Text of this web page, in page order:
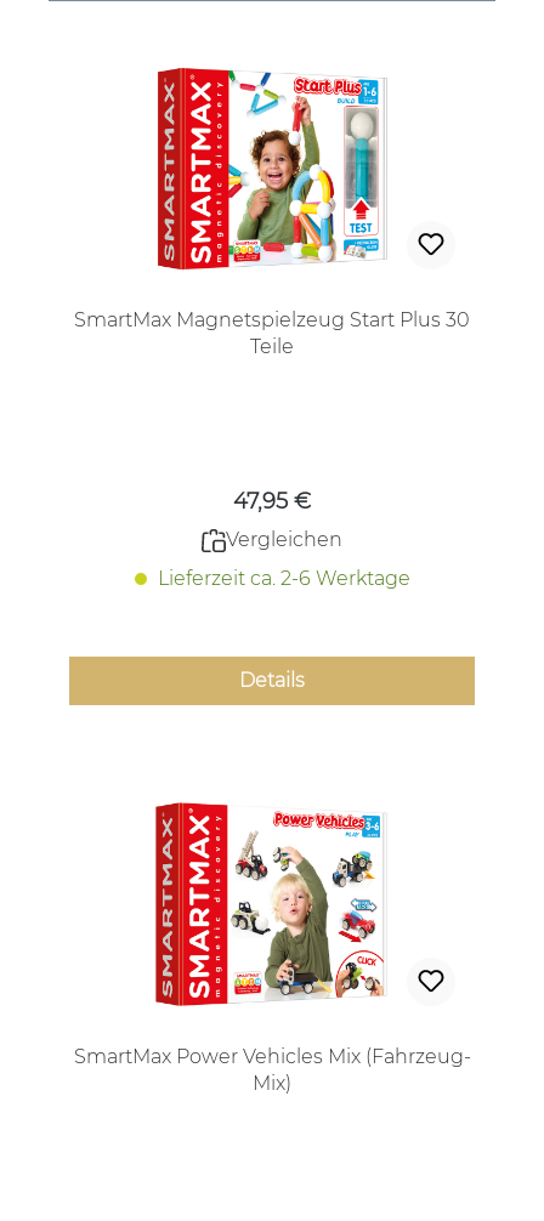
SmartMax Magnetspielzeug Start Plus 30
Teile
47,95 €
Vergleichen
Lieferzeit ca. 2-6 Werktage
Details
SmartMax Power Vehicles Mix (Fahrzeug-
Mix)